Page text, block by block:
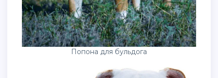
Попона для бульдога